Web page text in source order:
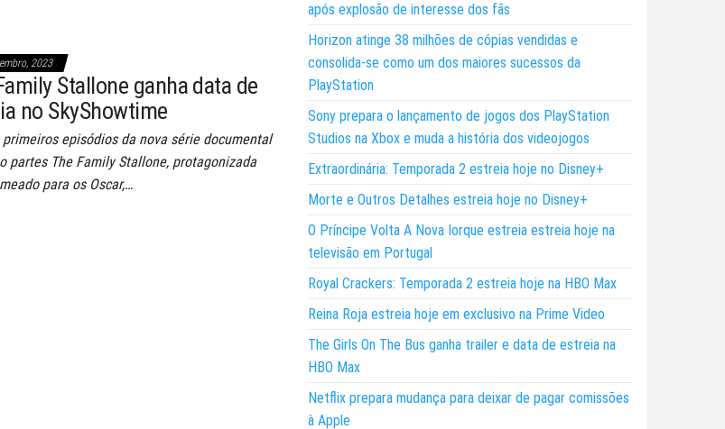
2023
Stallone ganha data de
no SkyShowtime
primeiros episódios da nova série documental
partes The Family Stallone, protagonizada
para os Oscar,…
após explosão de interesse dos fãs
Horizon atinge 38 milhões de cópias vendidas e
consolida-se como um dos maiores sucessos da
PlayStation
Sony prepara o lançamento de jogos dos PlayStation
Studios na Xbox e muda a história dos videojogos
Extraordinária: Temporada 2 estreia hoje no Disney+
Morte e Outros Detalhes estreia hoje no Disney+
O Príncipe Volta A Nova Iorque estreia estreia hoje na
televisão em Portugal
Royal Crackers: Temporada 2 estreia hoje na HBO Max
Reina Roja estreia hoje em exclusivo na Prime Video
The Girls On The Bus ganha trailer e data de estreia na
HBO Max
Netflix prepara mudança para deixar de pagar comissões
à Apple